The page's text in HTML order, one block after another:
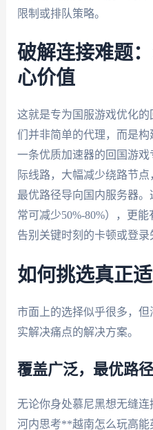
限制或排队策略。
破解连接难题
心价值
这就是专为国服游戏优化
们并非简单的代理，而是构
一条优质加速器的回国游
际线路，大幅减少绕路节
最优路径导向国内服务器
常可减少50%-80%），更
告别关键时刻的卡顿或登录
如何挑选真正
市面上的选择似乎很多，
实解决痛点的解决方案。
覆盖广泛，最优路
无论你身处慕尼黑想无缝
河内思考**越南怎么玩高